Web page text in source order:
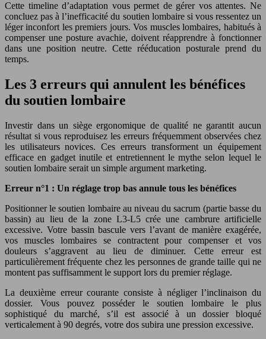
Cette timeline d’adaptation vous permet de gérer vos attentes. Ne
concluez pas à l’inefficacité du soutien lombaire si vous ressentez un
léger inconfort les premiers jours. Vos muscles lombaires, habitués à
compenser une posture avachie, doivent réapprendre à fonctionner
dans une position neutre. Cette rééducation posturale prend du
temps.
Les 3 erreurs qui annulent les bénéfices
du soutien lombaire
Investir dans un siège ergonomique de qualité ne garantit aucun
résultat si vous reproduisez les erreurs fréquemment observées chez
les utilisateurs novices. Ces erreurs transforment un équipement
efficace en gadget inutile et entretiennent le mythe selon lequel le
soutien lombaire serait un simple argument marketing.
Erreur n°1 : Un réglage trop bas annule tous les bénéfices
Positionner le soutien lombaire au niveau du sacrum (partie basse du
bassin) au lieu de la zone L3-L5 crée une cambrure artificielle
excessive. Votre bassin bascule vers l’avant de manière exagérée,
vos muscles lombaires se contractent pour compenser et vos
douleurs s’aggravent au lieu de diminuer. Cette erreur est
particulièrement fréquente chez les personnes de grande taille qui ne
montent pas suffisamment le support lors du premier réglage.
La deuxième erreur courante consiste à négliger l’inclinaison du
dossier. Vous pouvez posséder le soutien lombaire le plus
sophistiqué du marché, s’il est associé à un dossier bloqué
verticalement à 90 degrés, votre dos subira une pression excessive.